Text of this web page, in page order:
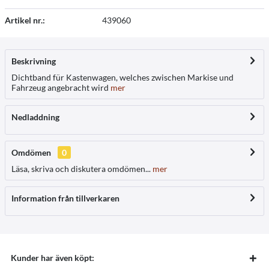
Artikel nr.: 439060
Beskrivning
Dichtband für Kastenwagen, welches zwischen Markise und
Fahrzeug angebracht wird mer
Nedladdning
Omdömen
0
Läsa, skriva och diskutera omdömen... mer
Information från tillverkaren
Kunder har även köpt: